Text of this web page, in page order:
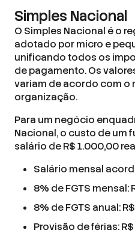
Simples Nacional
O Simples Nacional é o
adotado por micro e
unificando todos os
de pagamento. Os
variam de acordo com o
organização.
Para um negócio
Nacional, o custo de um
salário de R$ 1.000,00
Salário mensal
8% de FGTS mensal:
8% de FGTS anual:
Provisão de férias: